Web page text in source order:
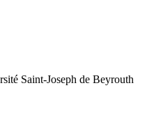
Saint-Joseph de Beyrouth